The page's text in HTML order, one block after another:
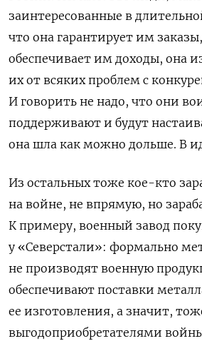
заинтересованные в
что она гарантирует им
обеспечивает им доходы, она
их от всяких проблем с
И говорить не надо, что они
поддерживают и будут
она шла как можно дольше. В
Из остальных тоже кое-кто
на войне, не впрямую, но
К примеру, военный завод
у «Северстали»: формально
не производят военную
обеспечивают поставки
ее изготовления, а значит,
выгодоприобретателями